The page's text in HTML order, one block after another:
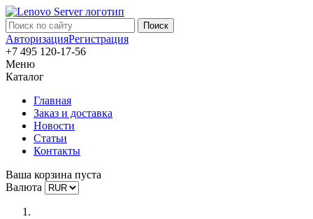
АвторизацияРегистрация
+7 495 120-17-56
Меню
Каталог
Главная
Заказ и доставка
Новости
Статьи
Контакты
Ваша корзина пуста
Валюта